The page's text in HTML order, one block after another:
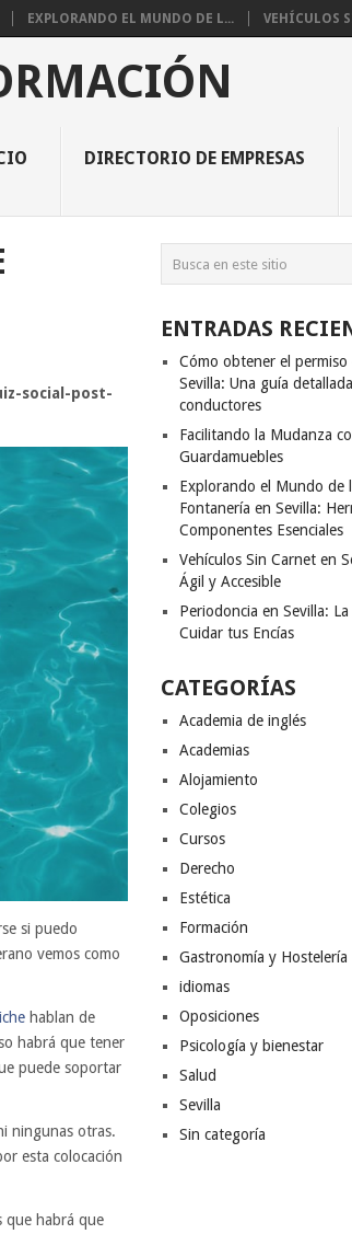
EXPLORANDO EL MUNDO DE L... VEHÍCULOS
DIRECTORIO DE EMPRESAS
social-post-
si puedo
vemos como
hablan de
habrá que tener
puede soportar
ningunas otras.
esta colocación
que habrá que
ENTRADAS
Cómo obtener el permiso
Sevilla: Una guía
conductores
Facilitando la Mudanza
Guardamuebles
Explorando el Mundo de
Fontanería en Sevilla:
Componentes Esenciales
Vehículos Sin Carnet en
Ágil y Accesible
Periodoncia en Sevilla:
Cuidar tus Encías
CATEGORÍAS
Academia de inglés
Academias
Alojamiento
Colegios
Cursos
Derecho
Estética
Formación
Gastronomía y Hostelería
idiomas
Oposiciones
Psicología y bienestar
Salud
Sevilla
Sin categoría